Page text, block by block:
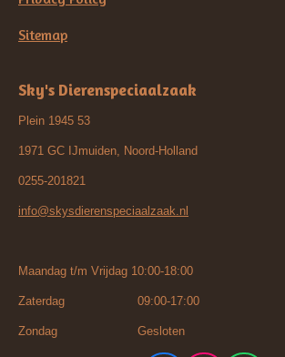
Sitemap
Sky's Dierenspeciaalzaak
Plein 1945 53
1971 GC IJmuiden, Noord-Holland
0255-201821
info@skysdierenspeciaalzaak.nl
Maandag t/m Vrijdag 10:00-18:00
Zaterdag 09:00-17:00
Zondag Gesloten